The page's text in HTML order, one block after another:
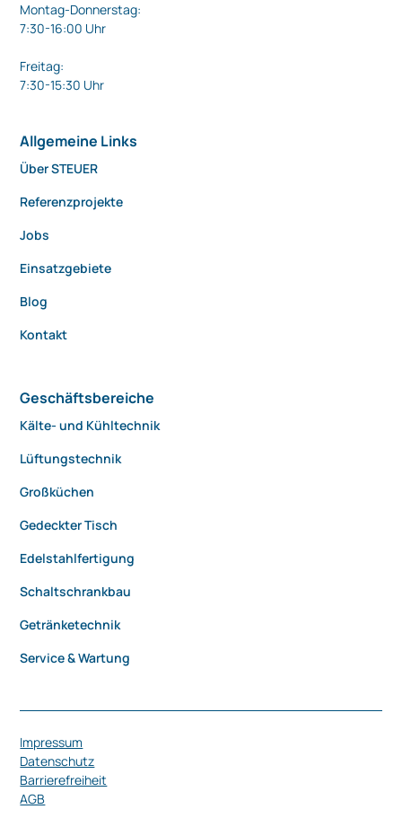
Montag-Donnerstag:
7:30-16:00 Uhr
Freitag:
7:30-15:30 Uhr
Allgemeine Links
Über STEUER
Referenzprojekte
Jobs
Einsatzgebiete
Blog
Kontakt
Geschäftsbereiche
Kälte- und Kühltechnik
Lüftungstechnik
Großküchen
Gedeckter Tisch
Edelstahlfertigung
Schaltschrankbau
Getränketechnik
Service & Wartung
Impressum
Datenschutz
Barrierefreiheit
AGB